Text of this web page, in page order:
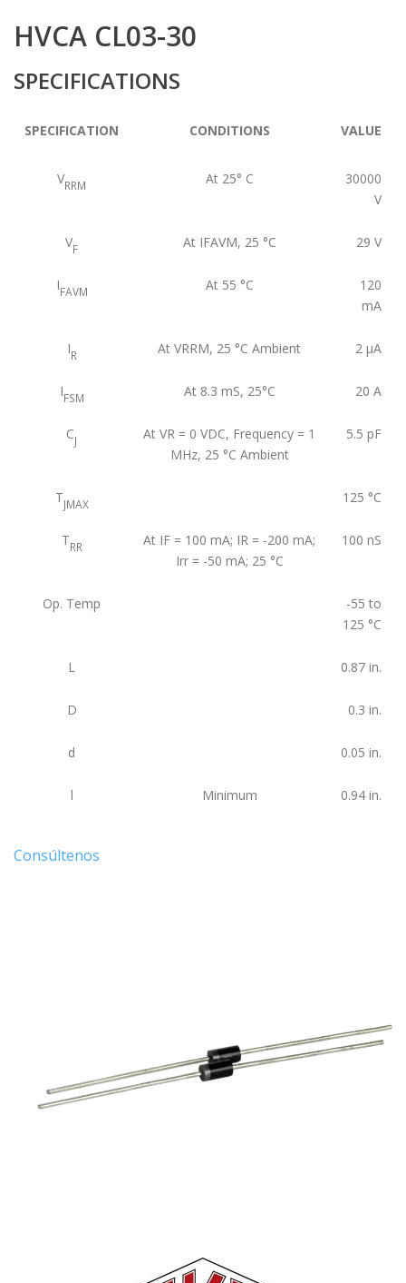
HVCA CL03-30
SPECIFICATIONS
SPECIFICATION CONDITIONS VALUE
VRRM At 25° C
30000
V
VF At IFAVM, 25 °C 29 V
IFAVM At 55 °C
120
mA
IR At VRRM, 25 °C Ambient 2 μA
IFSM At 8.3 mS, 25°C 20 A
CJ
At VR = 0 VDC, Frequency = 1
MHz, 25 °C Ambient
5.5 pF
TJMAX 125 °C
TRR
At IF = 100 mA; IR = -200 mA;
Irr = -50 mA; 25 °C
100 nS
Op. Temp
-55 to
125 °C
L 0.87 in.
D 0.3 in.
d 0.05 in.
l Minimum 0.94 in.
Consúltenos